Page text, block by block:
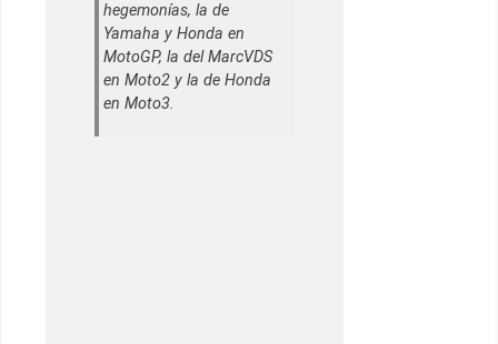
hegemonías, la de
Yamaha y Honda en
MotoGP, la del MarcVDS
en Moto2 y la de Honda
en Moto3.